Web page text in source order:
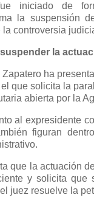
iniciado de
la suspensión
controversia
la
ha
que solicita la
abierta por la
al expresidente
figuran
que la actuación
y solicita que
juez resuelve la